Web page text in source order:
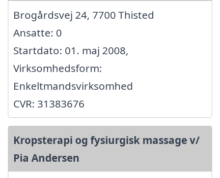
Brogårdsvej 24, 7700 Thisted
Ansatte: 0
Startdato: 01. maj 2008,
Virksomhedsform:
Enkeltmandsvirksomhed
CVR: 31383676
Kropsterapi og fysiurgisk massage v/
Pia Andersen